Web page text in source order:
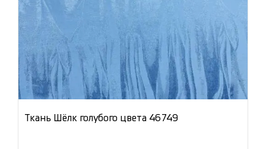
Ткань Шёлк голубого цвета 46749